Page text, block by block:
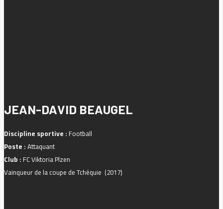
JEAN-DAVID BEAUGEL
Discipline sportive : Football
Poste :Attaquant
Club : FC Viktoria Plzen
Vainqueur de la coupe de Tchéquie (2017)